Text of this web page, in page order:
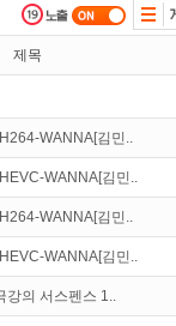
제목
~ WANNA[김민..
WANNA[김민..
WANNA[김민..
WANNA[김민..
강의 서스펜스 1..